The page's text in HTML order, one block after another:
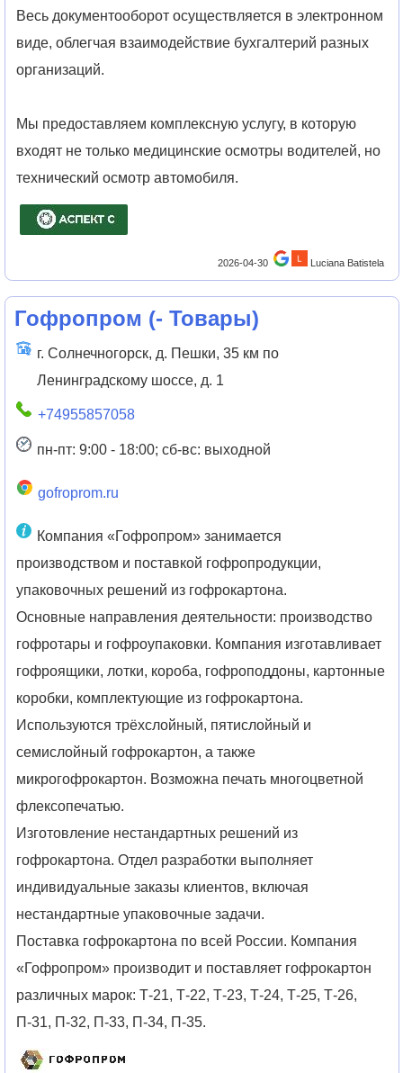
Весь документооборот осуществляется в электронном
виде, облегчая взаимодействие бухгалтерий разных
организаций.
Мы предоставляем комплексную услугу, в которую
входят не только медицинские осмотры водителей, но
технический осмотр автомобиля.
2026-04-30 Luciana Batistela
Гофропром (- Товары)
г. Солнечногорск, д. Пешки, 35 км по
Ленинградскому шоссе, д. 1
+74955857058
пн-пт: 9:00 - 18:00; сб-вс: выходной
gofroprom.ru
Компания «Гофропром» занимается
производством и поставкой гофропродукции,
упаковочных решений из гофрокартона.
Основные направления деятельности: производство
гофротары и гофроупаковки. Компания изготавливает
гофроящики, лотки, короба, гофроподдоны, картонные
коробки, комплектующие из гофрокартона.
Используются трёхслойный, пятислойный и
семислойный гофрокартон, а также
микрогофрокартон. Возможна печать многоцветной
флексопечатью.
Изготовление нестандартных решений из
гофрокартона. Отдел разработки выполняет
индивидуальные заказы клиентов, включая
нестандартные упаковочные задачи.
Поставка гофрокартона по всей России. Компания
«Гофропром» производит и поставляет гофрокартон
различных марок: Т-21, Т-22, Т-23, Т-24, Т-25, Т-26,
П-31, П-32, П-33, П-34, П-35.